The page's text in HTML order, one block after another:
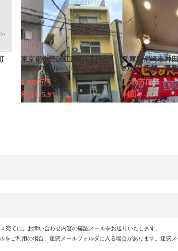
東京都中野区江原町3丁目の
1棟売りビル
4,480万円
利回り5.9%
兵庫県尼崎市神
の売り店舗・事
3,500万円
利回り-
宛てに、お問い合わせ内容の確認メールをお送りいたします。
をご利用の場合、迷惑メールフォルダに入る場合があります。迷惑